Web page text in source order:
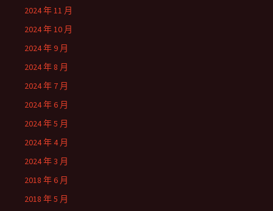
2024 年 11 月
2024 年 10 月
2024 年 9 月
2024 年 8 月
2024 年 7 月
2024 年 6 月
2024 年 5 月
2024 年 4 月
2024 年 3 月
2018 年 6 月
2018 年 5 月